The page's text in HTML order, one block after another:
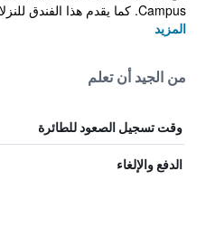
Campus. كما يقدم هذا الفندق للنزلاء غرفة اجتماعات، إن...
المزيد
من الجيد أن تعلم
وقت تسجيل الصعود للطائرة
الدفع والإلغاء